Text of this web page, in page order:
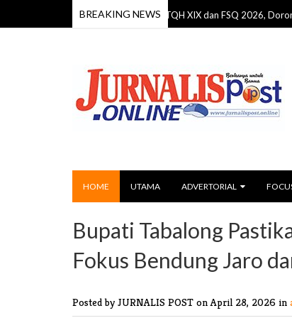
BREAKING NEWS
Seruyan Resmi Buka MTQH XIX dan FSQ 2026, Dorong Syiar
HOME UTAMA ADVERTORIAL
Bupati Tabalong
Fokus Bendung Jaro
Posted by JURNALIS POST on April 28, 2026 in